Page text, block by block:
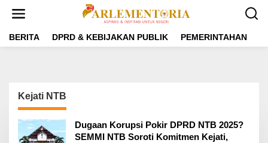
t
BERITA DPRD & KEBIJAKAN PUBLIK PEMERINTAHAN
Kejati NTB
Dugaan Korupsi Pokir DPRD NTB 2025?
SEMMI NTB Soroti Komitmen Kejati,